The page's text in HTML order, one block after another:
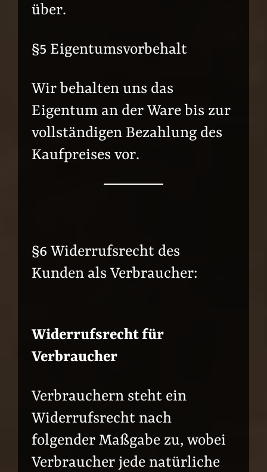
über.
§5 Eigentumsvorbehalt
Wir behalten uns das
Eigentum an der Ware bis zur
vollständigen Bezahlung des
Kaufpreises vor.
§6 Widerrufsrecht des
Kunden als Verbraucher:
Widerrufsrecht für
Verbraucher
Verbrauchern steht ein
Widerrufsrecht nach
folgender Maßgabe zu, wobei
Verbraucher jede natürliche